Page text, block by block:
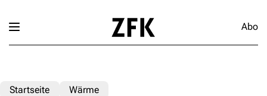
Abo
Startseite Wärme